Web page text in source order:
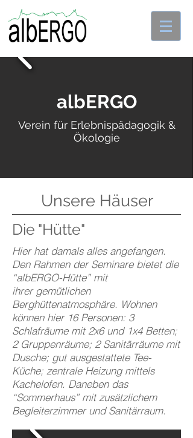
albERGO
Verein für Erlebnispädagogik &
Ökologie
Unsere Häuser
Die "Hütte"
Hier hat damals alles angefangen.
Den Rahmen der Seminare bietet die
“albERGO-Hütte” mit
ihrer gemütlichen
Berghüttenatmosphäre. Wohnen
können hier 16 Personen: 3
Schlafräume mit 2x6 und 1x4 Betten;
2 Gruppenräume; 2 Sanitärräume mit
Dusche; gut ausgestattete Tee-
Küche; zentrale Heizung mittels
Kachelofen. Daneben das
“Sommerhaus” mit zusätzlichem
Begleiterzimmer und Sanitärraum.